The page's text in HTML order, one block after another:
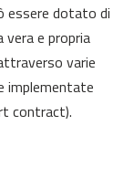
essere dotato di
e propria
varie
implementate
contract).